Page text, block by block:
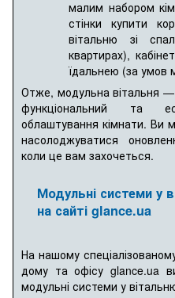
малим набором
стінки купити
вітальню зі
квартирах),
їдальнею (за умов
Отже, модульна вітальня —
функціональний та
облаштування кімнати. Ви
насолоджуватися
коли це вам захочеться.
Модульні системи у
на сайті glance.ua
На нашому
дому та офісу glance.ua
модульні системи у